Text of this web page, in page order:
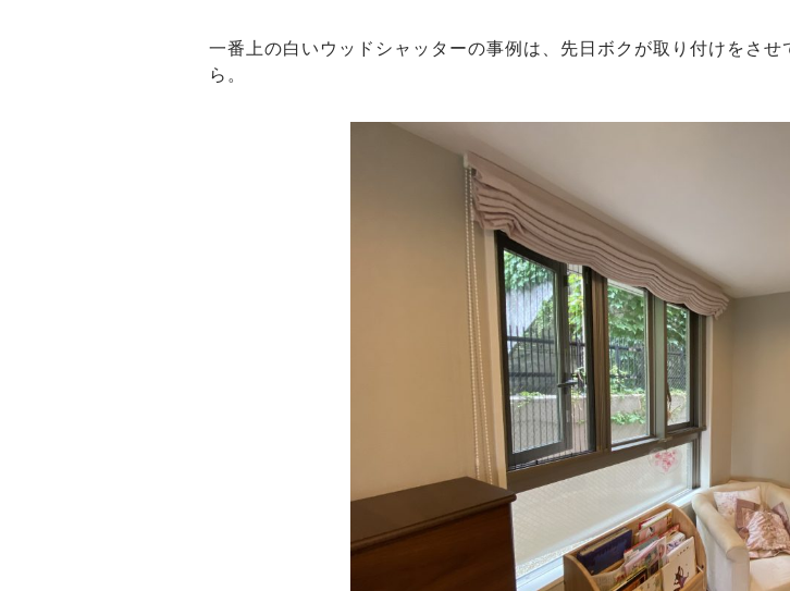
一番上の白いウッドシャッターの事例は、先日ボクが取り付けをさ
ら。